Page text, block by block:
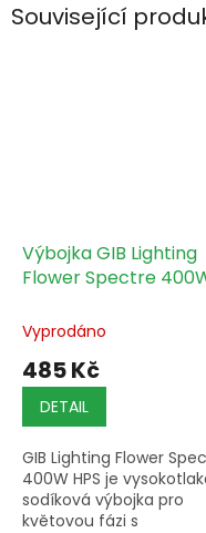
Související
Výbojka GIB Lighting
Flower Spectre
Vyprodáno
485 Kč
DETAIL
GIB Lighting Flower
400W HPS je
sodíková výbojka pro
květovou fázi s